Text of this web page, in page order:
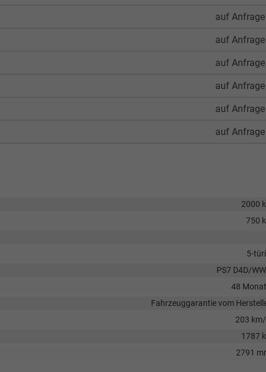
auf Anfrage
auf Anfrage
auf Anfrage
auf Anfrage
auf Anfrage
auf Anfrage
2000
750
5-
PS7 D4D/
48
Fahrzeuggarantie vom
203
1787
2791